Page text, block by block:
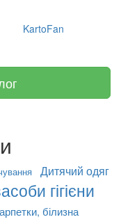
KartoFan
Дитячий одяг
гігієни
білизна